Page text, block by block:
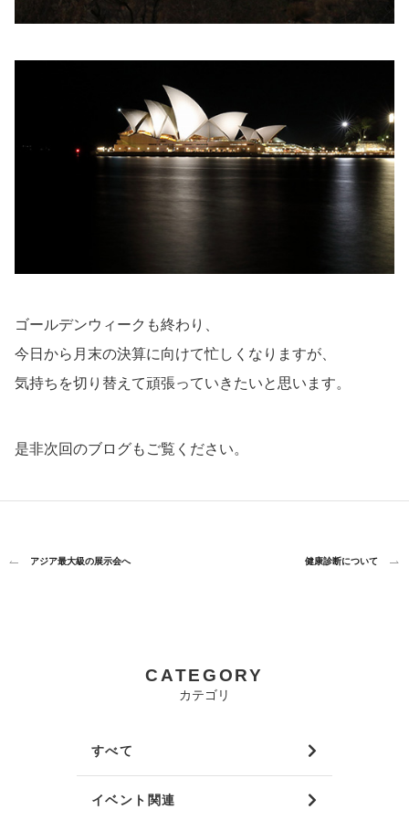
ゴールデンウィークも終わり、
今日から月末の決算に向けて忙しくなりますが、
気持ちを切り替えて頑張っていきたいと思います。
是非次回のブログもご覧ください。
アジア最大級の展示会へ 健康診断について
CATEGORY
カテゴリ
すべて
イベント関連